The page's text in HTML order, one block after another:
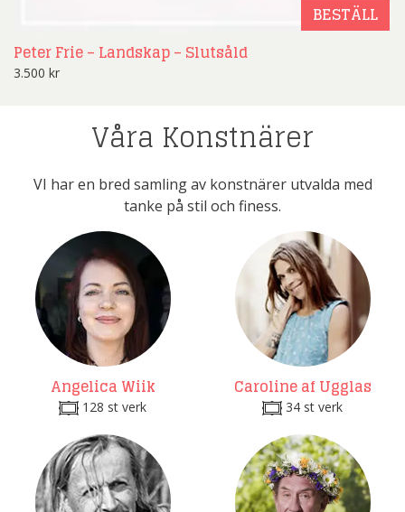
BESTÄLL
Peter Frie – Landskap – Slutsåld
3.500 kr
Våra Konstnärer
VI har en bred samling av konstnärer utvalda med
tanke på stil och finess.
Angelica Wiik
128 st verk
Caroline af Ugglas
34 st verk